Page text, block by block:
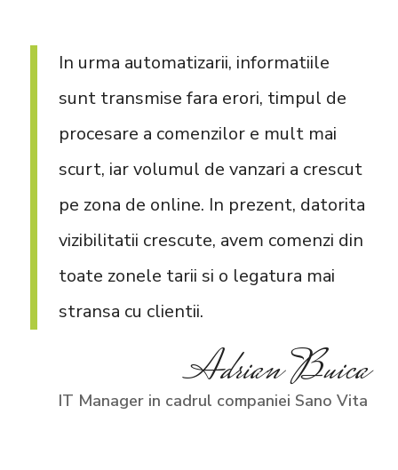
In urma automatizarii, informatiile
sunt transmise fara erori, timpul de
procesare a comenzilor e mult mai
scurt, iar volumul de vanzari a crescut
pe zona de online. In prezent, datorita
vizibilitatii crescute, avem comenzi din
toate zonele tarii si o legatura mai
stransa cu clientii.
Adrian Buica
IT Manager in cadrul companiei Sano Vita